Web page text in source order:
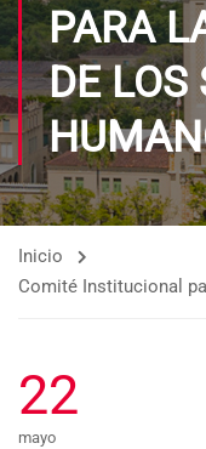
PARA
DE LOS
Inicio
Comité Institucional
22
mayo